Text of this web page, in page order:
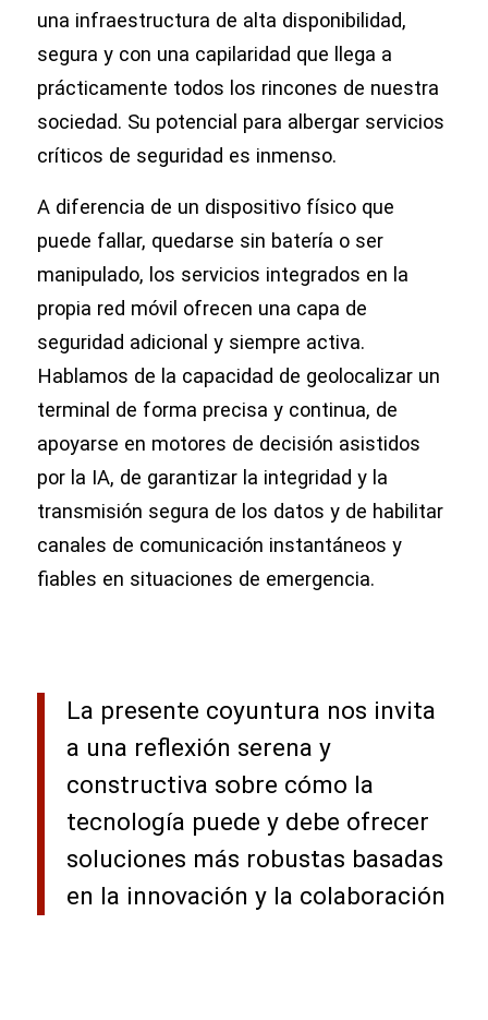
una infraestructura de alta disponibilidad,
segura y con una capilaridad que llega a
prácticamente todos los rincones de nuestra
sociedad. Su potencial para albergar servicios
críticos de seguridad es inmenso.
A diferencia de un dispositivo físico que
puede fallar, quedarse sin batería o ser
manipulado, los servicios integrados en la
propia red móvil ofrecen una capa de
seguridad adicional y siempre activa.
Hablamos de la capacidad de geolocalizar un
terminal de forma precisa y continua, de
apoyarse en motores de decisión asistidos
por la IA, de garantizar la integridad y la
transmisión segura de los datos y de habilitar
canales de comunicación instantáneos y
fiables en situaciones de emergencia.
La presente coyuntura nos invita
a una reflexión serena y
constructiva sobre cómo la
tecnología puede y debe ofrecer
soluciones más robustas basadas
en la innovación y la colaboración